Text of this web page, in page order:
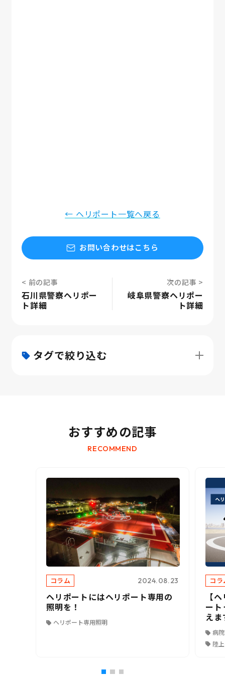
← ヘリポート一覧へ戻る
お問い合わせはこちら
石川県警察ヘリポー
ト詳細
岐阜県警察ヘリポー
ト詳細
タグで絞り込む
おすすめの記事
RECOMMEND
コラム 2024.08.23
ヘリポートにはヘリポート専用の
照明を！
ヘリポート専用照明
コ
【
ー
えま
病
陸